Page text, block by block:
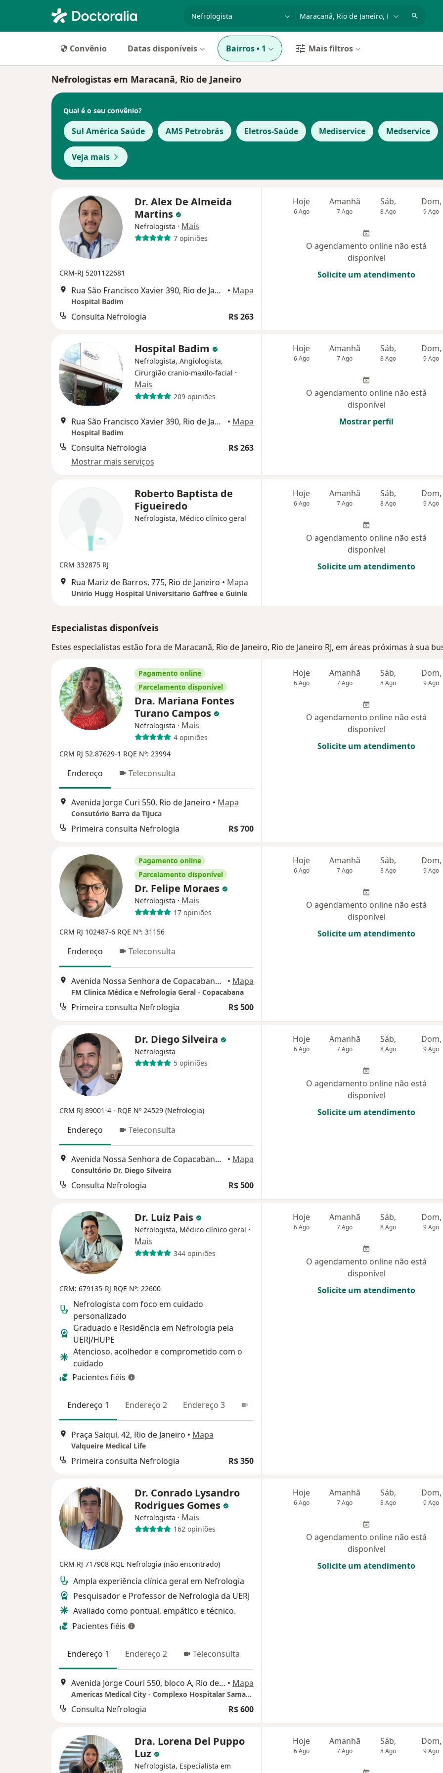
Convênio Datas disponíveis Bairros• 1 Mais filtros
Nefrologistas em Maracanã, Rio de Janeiro
Qual é o seu convênio?
Sul América Saúde AMS Petrobrás Eletros-Saúde Mediservice Medservice
Veja mais
Dr. Alex De Almeida
Martins
Nefrologista · Mais
7 opiniões
CRM-RJ 5201122681
Rua São Francisco Xavier 390, Rio de Janeiro • Mapa
Hospital Badim
Consulta Nefrologia R$ 263
Hoje
6 Ago
Amanhã
7 Ago
Sáb,
8 Ago
Dom,
9 Ago
O agendamento online não está
disponível
Solicite um atendimento
Hospital Badim
Nefrologista, Angiologista,
Cirurgião cranio-maxilo-facial ·
Mais
209 opiniões
Rua São Francisco Xavier 390, Rio de Janeiro • Mapa
Hospital Badim
Consulta Nefrologia
R$ 263
Mostrar mais serviços
Hoje
6 Ago
Amanhã
7 Ago
Sáb,
8 Ago
Dom,
9 Ago
O agendamento online não está
disponível
Mostrar perfil
Roberto Baptista de
Figueiredo
Nefrologista, Médico clínico geral
CRM 332875 RJ
Rua Mariz de Barros, 775, Rio de Janeiro • Mapa
Unirio Hugg Hospital Universitario Gaffree e Guinle
Hoje
6 Ago
Amanhã
7 Ago
Sáb,
8 Ago
Dom,
9 Ago
O agendamento online não está
disponível
Solicite um atendimento
Especialistas disponíveis
Estes especialistas estão fora de Maracanã, Rio de Janeiro, Rio de Janeiro RJ, em áreas próximas à sua
Pagamento online
Parcelamento disponível
Dra. Mariana Fontes
Turano Campos
Nefrologista · Mais
4 opiniões
CRM RJ 52.87629-1 RQE Nº: 23994
Endereço Teleconsulta
Avenida Jorge Curi 550, Rio de Janeiro • Mapa
Consutório Barra da Tijuca
Primeira consulta Nefrologia R$ 700
Hoje
6 Ago
Amanhã
7 Ago
Sáb,
8 Ago
Dom,
9 Ago
O agendamento online não está
disponível
Solicite um atendimento
Pagamento online
Parcelamento disponível
Dr. Felipe Moraes
Nefrologista · Mais
17 opiniões
CRM RJ 102487-6 RQE Nº: 31156
Endereço Teleconsulta
Avenida Nossa Senhora de Copacabana 749, Rio de Janeiro • Mapa
FM Clinica Médica e Nefrologia Geral - Copacabana
Primeira consulta Nefrologia R$ 500
Hoje
6 Ago
Amanhã
7 Ago
Sáb,
8 Ago
Dom,
9 Ago
O agendamento online não está
disponível
Solicite um atendimento
Dr. Diego Silveira
Nefrologista
5 opiniões
CRM RJ 89001-4 - RQE Nº 24529 (Nefrologia)
Endereço Teleconsulta
Avenida Nossa Senhora de Copacabana, 1183, Rio de Janeiro • Mapa
Consultório Dr. Diego Silveira
Consulta Nefrologia R$ 500
Hoje
6 Ago
Amanhã
7 Ago
Sáb,
8 Ago
Dom,
9 Ago
O agendamento online não está
disponível
Solicite um atendimento
Dr. Luiz Pais
Nefrologista, Médico clínico geral ·
Mais
344 opiniões
CRM: 679135-RJ RQE Nº: 22600
Nefrologista com foco em cuidado
personalizado
Graduado e Residência em Nefrologia pela
UERJ/HUPE
Atencioso, acolhedor e comprometido com o
cuidado
Pacientes fiéis
Endereço 1 Endereço 2 Endereço 3 Teleconsulta
Praça Saiqui, 42, Rio de Janeiro • Mapa
Valqueire Medical Life
Primeira consulta Nefrologia R$ 350
Hoje
6 Ago
Amanhã
7 Ago
Sáb,
8 Ago
Dom,
9 Ago
O agendamento online não está
disponível
Solicite um atendimento
Dr. Conrado Lysandro
Rodrigues Gomes
Nefrologista · Mais
162 opiniões
CRM RJ 717908 RQE Nefrologia (não encontrado)
Ampla experiência clínica geral em Nefrologia
Pesquisador e Professor de Nefrologia da UERJ
Avaliado como pontual, empático e técnico.
Pacientes fiéis
Endereço 1 Endereço 2 Teleconsulta
Avenida Jorge Couri 550, bloco A, Rio de Janeiro • Mapa
Americas Medical City - Complexo Hospitalar Samaritano E Vitória
Consulta Nefrologia R$ 600
Hoje
6 Ago
Amanhã
7 Ago
Sáb,
8 Ago
Dom,
9 Ago
O agendamento online não está
disponível
Solicite um atendimento
Dra. Lorena Del Puppo
Luz
Nefrologista, Especialista em
Hoje
6 Ago
Amanhã
7 Ago
Sáb,
8 Ago
Dom,
9 Ago